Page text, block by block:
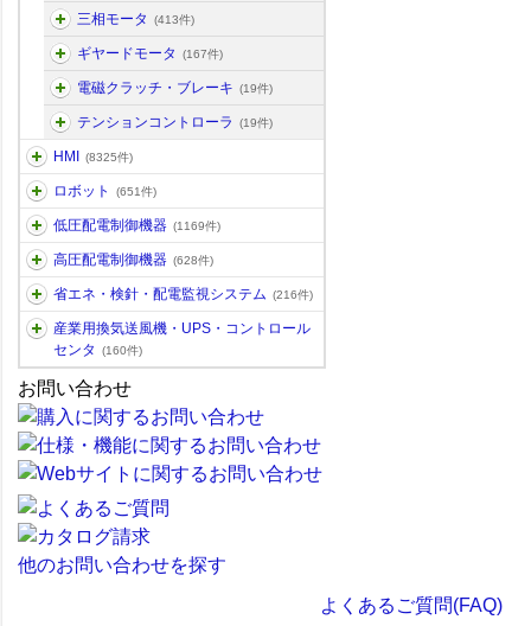
三相モータ (413件)
ギヤードモータ (167件)
電磁クラッチ・ブレーキ (19件)
テンションコントローラ (19件)
HMI (8325件)
ロボット (651件)
低圧配電制御機器 (1169件)
高圧配電制御機器 (628件)
省エネ・検針・配電監視システム (216件)
産業用換気送風機・UPS・コントロール
センタ
(160件)
お問い合わせ
他のお問い合わせを探す
よくあるご質問(FAQ)